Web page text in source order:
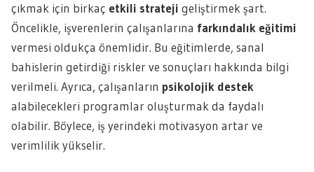
çıkmak için birkaç etkili strateji geliştirmek şart.
Öncelikle, işverenlerin çalışanlarına farkındalık eğitimi
vermesi oldukça önemlidir. Bu eğitimlerde, sanal
bahislerin getirdiği riskler ve sonuçları hakkında bilgi
verilmeli. Ayrıca, çalışanların psikolojik destek
alabilecekleri programlar oluşturmak da faydalı
olabilir. Böylece, iş yerindeki motivasyon artar ve
verimlilik yükselir.